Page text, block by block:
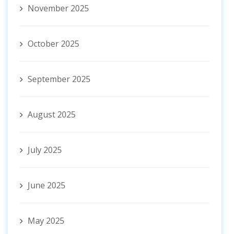
November 2025
October 2025
September 2025
August 2025
July 2025
June 2025
May 2025